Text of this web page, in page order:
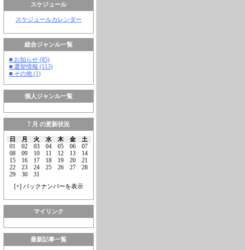
スケジュール
スケジュールカレンダー
総合ジャンル一覧
■ お知らせ (85)
■ 選挙情報 (113)
■ その他 (1)
個人ジャンル一覧
7 月 の更新状況
日 月 火 水 木 金
土
01
02 03 04 05 06
07
08
09 10 11 12 13
14
15
16 17 18 19 20
21
22
23 24 25 26 27
28
29
30
31
[+] バックナンバーを表示
マイリンク
最新記事一覧